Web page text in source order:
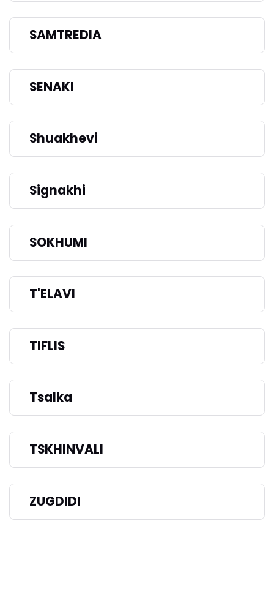
SAMTREDIA
SENAKI
Shuakhevi
Signakhi
SOKHUMI
T'ELAVI
TIFLIS
Tsalka
TSKHINVALI
ZUGDIDI